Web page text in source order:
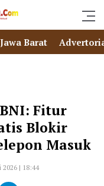
Jawa Barat
Fitur
Blokir
Masuk
2026 | 18:44